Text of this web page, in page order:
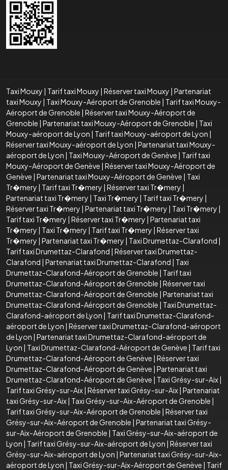
Taxi Mouxy | Tarif taxi Mouxy | Réserver taxi Mouxy | Partenariat
taxi Mouxy | Taxi Mouxy-Aéroport de Grenoble | Tarif taxi Mouxy-
Aéroport de Grenoble | Réserver taxi Mouxy-Aéroport de
Grenoble | Partenariat taxi Mouxy-Aéroport de Grenoble | Taxi
Mouxy-aéroport de Lyon | Tarif taxi Mouxy-aéroport de Lyon |
Réserver taxi Mouxy-aéroport de Lyon | Partenariat taxi Mouxy-
aéroport de Lyon | Taxi Mouxy-Aéroport de Genève | Tarif taxi
Mouxy-Aéroport de Genève | Réserver taxi Mouxy-Aéroport de
Genève | Partenariat taxi Mouxy-Aéroport de Genève | Taxi
Tr�mery | Tarif taxi Tr�mery | Réserver taxi Tr�mery |
Partenariat taxi Tr�mery | Taxi Tr�mery | Tarif taxi Tr�mery |
Réserver taxi Tr�mery | Partenariat taxi Tr�mery | Taxi Tr�mery |
Tarif taxi Tr�mery | Réserver taxi Tr�mery | Partenariat taxi
Tr�mery | Taxi Tr�mery | Tarif taxi Tr�mery | Réserver taxi
Tr�mery | Partenariat taxi Tr�mery | Taxi Drumettaz-Clarafond |
Tarif taxi Drumettaz-Clarafond | Réserver taxi Drumettaz-
Clarafond | Partenariat taxi Drumettaz-Clarafond | Taxi
Drumettaz-Clarafond-Aéroport de Grenoble | Tarif taxi
Drumettaz-Clarafond-Aéroport de Grenoble | Réserver taxi
Drumettaz-Clarafond-Aéroport de Grenoble | Partenariat taxi
Drumettaz-Clarafond-Aéroport de Grenoble | Taxi Drumettaz-
Clarafond-aéroport de Lyon | Tarif taxi Drumettaz-Clarafond-
aéroport de Lyon | Réserver taxi Drumettaz-Clarafond-aéroport
de Lyon | Partenariat taxi Drumettaz-Clarafond-aéroport de
Lyon | Taxi Drumettaz-Clarafond-Aéroport de Genève | Tarif taxi
Drumettaz-Clarafond-Aéroport de Genève | Réserver taxi
Drumettaz-Clarafond-Aéroport de Genève | Partenariat taxi
Drumettaz-Clarafond-Aéroport de Genève | Taxi Grésy-sur-Aix|
Tarif taxi Grésy-sur-Aix| Réserver taxi Grésy-sur-Aix| Partenariat
taxi Grésy-sur-Aix| Taxi Grésy-sur-Aix-Aéroport de Grenoble |
Tarif taxi Grésy-sur-Aix-Aéroport de Grenoble | Réserver taxi
Grésy-sur-Aix-Aéroport de Grenoble | Partenariat taxi Grésy-
sur-Aix-Aéroport de Grenoble | Taxi Grésy-sur-Aix-aéroport de
Lyon | Tarif taxi Grésy-sur-Aix-aéroport de Lyon | Réserver taxi
Grésy-sur-Aix-aéroport de Lyon | Partenariat taxi Grésy-sur-Aix-
aéroport de Lyon | Taxi Grésy-sur-Aix-Aéroport de Genève | Tarif